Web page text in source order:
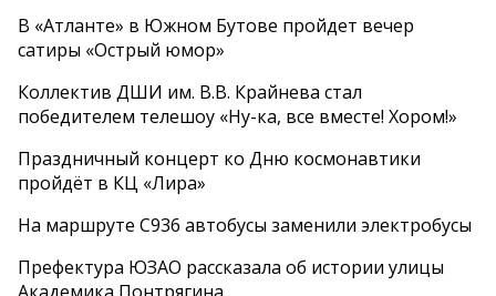
В «Атланте» в Южном Бутове пройдет вечер
сатиры «Острый юмор»
Коллектив ДШИ им. В.В. Крайнева стал
победителем телешоу «Ну-ка, все вместе! Хором!»
Праздничный концерт ко Дню космонавтики
пройдёт в КЦ «Лира»
На маршруте С936 автобусы заменили электробусы
Префектура ЮЗАО рассказала об истории улицы